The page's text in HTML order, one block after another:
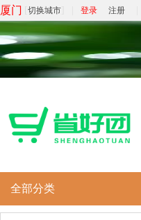
厦门 切换城市 登录 注册
全部分类